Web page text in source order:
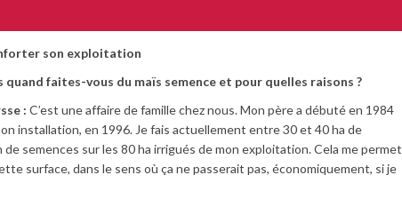
son exploitation
quand faites-vous du maïs semence et pour quelles raisons ?
: C’est une affaire de famille chez nous. Mon père a débuté en 1984
installation, en 1996. Je fais actuellement entre 30 et 40 ha de
semences sur les 80 ha irrigués de mon exploitation. Cela me permet
surface, dans le sens où ça ne passerait pas, économiquement, si je